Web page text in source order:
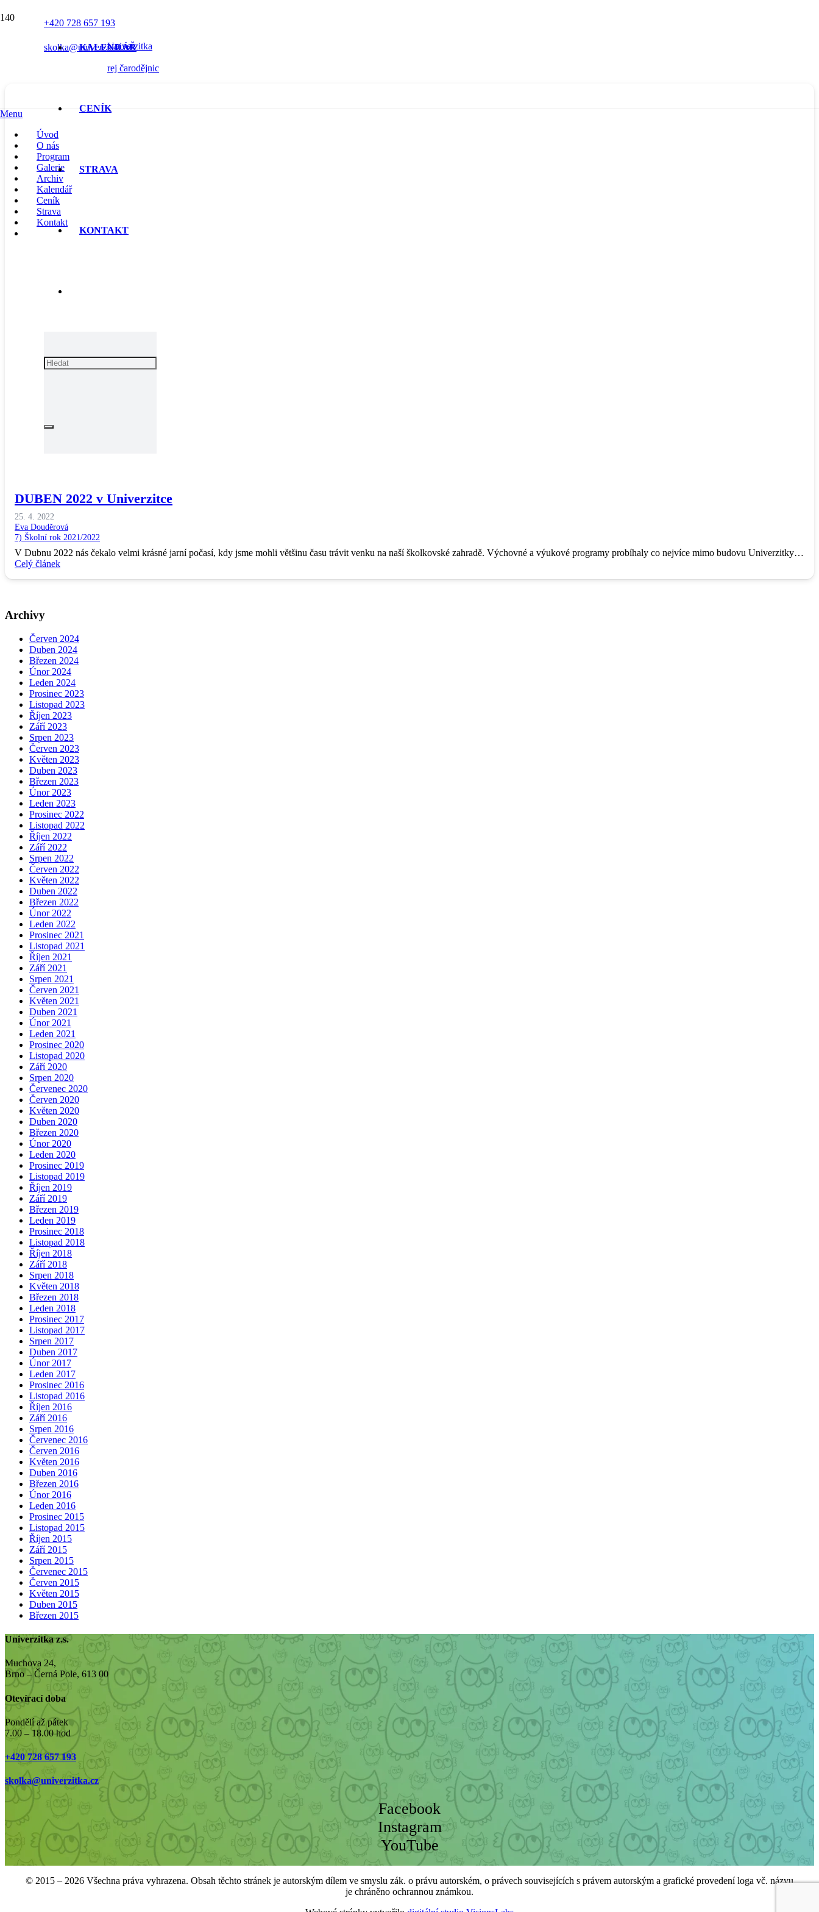
+420 728 657 193
skolka@univerzitka.cz
KALENDÁŘ
CENÍK
STRAVA
KONTAKT
Menu
Úvod
O nás
Program
Galerie
Archiv
Kalendář
Ceník
Strava
Kontakt
REJ ČARODĚJNIC
Univerzitka
rej čarodějnic
DUBEN 2022 v Univerzitce
25. 4. 2022
Eva Douděrová
7) Školní rok 2021/2022
V Dubnu 2022 nás čekalo velmi krásné jarní počasí, kdy jsme mohli většinu času trávit venku na naší školkovské zahradě. Výchovné a výukové programy probíhaly co nejvíce mimo budovu Univerzitky…
Celý článek
Archivy
Červen 2024
Duben 2024
Březen 2024
Únor 2024
Leden 2024
Prosinec 2023
Listopad 2023
Říjen 2023
Září 2023
Srpen 2023
Červen 2023
Květen 2023
Duben 2023
Březen 2023
Únor 2023
Leden 2023
Prosinec 2022
Listopad 2022
Říjen 2022
Září 2022
Srpen 2022
Červen 2022
Květen 2022
Duben 2022
Březen 2022
Únor 2022
Leden 2022
Prosinec 2021
Listopad 2021
Říjen 2021
Září 2021
Srpen 2021
Červen 2021
Květen 2021
Duben 2021
Únor 2021
Leden 2021
Prosinec 2020
Listopad 2020
Září 2020
Srpen 2020
Červenec 2020
Červen 2020
Květen 2020
Duben 2020
Březen 2020
Únor 2020
Leden 2020
Prosinec 2019
Listopad 2019
Říjen 2019
Září 2019
Březen 2019
Leden 2019
Prosinec 2018
Listopad 2018
Říjen 2018
Září 2018
Srpen 2018
Květen 2018
Březen 2018
Leden 2018
Prosinec 2017
Listopad 2017
Srpen 2017
Duben 2017
Únor 2017
Leden 2017
Prosinec 2016
Listopad 2016
Říjen 2016
Září 2016
Srpen 2016
Červenec 2016
Červen 2016
Květen 2016
Duben 2016
Březen 2016
Únor 2016
Leden 2016
Prosinec 2015
Listopad 2015
Říjen 2015
Září 2015
Srpen 2015
Červenec 2015
Červen 2015
Květen 2015
Duben 2015
Březen 2015
Univerzitka z.s.
Muchova 24,
Brno – Černá Pole, 613 00
Otevírací doba
Pondělí až pátek
7.00 – 18.00 hod
+420 728 657 193
skolka@univerzitka.cz
Facebook
Instagram
YouTube
© 2015 – 2026 Všechna práva vyhrazena. Obsah těchto stránek je autorským dílem ve smyslu zák. o právu autorském, o právech souvisejících s právem autorským a grafické provedení loga vč. názvu
je chráněno ochrannou známkou.